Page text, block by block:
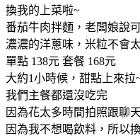
換我的上菜啦~
番茄牛肉拌麵，老闆娘說
濃濃的洋蔥味，米粒不會
單點 138元 套餐 168元
大約1小時候，甜點上來拉
我們主餐都還沒吃完
因為花太多時間拍照跟聊
因為我不想喝飲料，所以